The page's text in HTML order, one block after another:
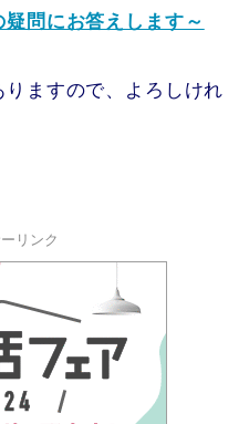
問にお答えします～
ますので、よろしけれ
リンク